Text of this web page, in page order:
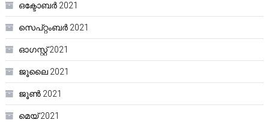
ഒക്ടോബർ 2021
സെപ്റ്റംബർ 2021
ഓഗസ്റ്റ്‌ 2021
ജൂലൈ 2021
ജൂൺ 2021
മെയ്‌ 2021